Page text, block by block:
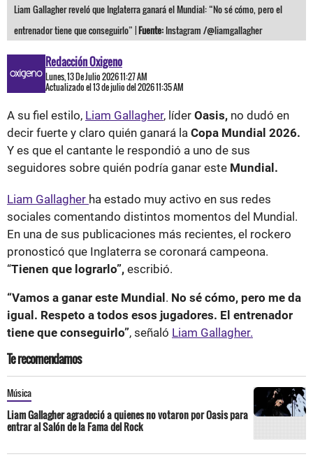
Liam Gallagher reveló que Inglaterra ganará el Mundial: “No sé cómo, pero el
entrenador tiene que conseguirlo” |Fuente: Instagram /@liamgallagher
Redacción Oxigeno
Lunes, 13 De Julio 2026 11:27 AM
Actualizado el 13 de julio del 2026 11:35 AM
A su fiel estilo, Liam Gallagher, líder Oasis, no dudó en
decir fuerte y claro quién ganará la Copa Mundial 2026.
Y es que el cantante le respondió a uno de sus
seguidores sobre quién podría ganar este Mundial.
Liam Gallagher ha estado muy activo en sus redes
sociales comentando distintos momentos del Mundial.
En una de sus publicaciones más recientes, el rockero
pronosticó que Inglaterra se coronará campeona.
“Tienen que lograrlo”, escribió.
“Vamos a ganar este Mundial . No sé cómo, pero me da
igual. Respeto a todos esos jugadores. El entrenador
tiene que conseguirlo”, señaló Liam Gallagher.
Te recomendamos
Música
Liam Gallagher agradeció a quienes no votaron por Oasis para
entrar al Salón de la Fama del Rock